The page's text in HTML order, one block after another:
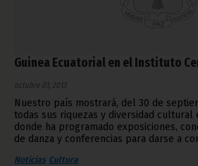
Guinea Ecuatorial en el Instituto
octubre 01, 2013
Nuestro país mostrará, del 30 de
todas sus riquezas y diversidad cultural
donde ha programado exposiciones,
de danza y conferencias para darse a
Noticias Cultura